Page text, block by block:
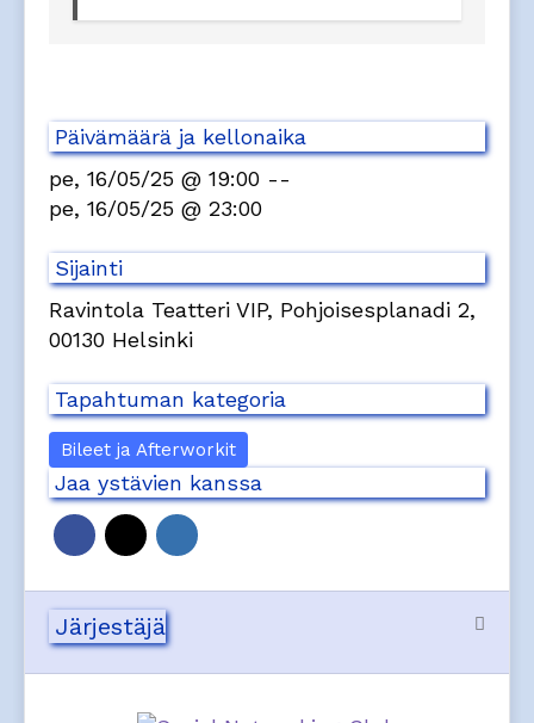
Päivämäärä ja kellonaika
pe, 16/05/25 @ 19:00 --
pe, 16/05/25 @ 23:00
Sijainti
Ravintola Teatteri VIP, Pohjoisesplanadi 2,
00130 Helsinki
Tapahtuman kategoria
Bileet ja Afterworkit
Jaa ystävien kanssa
Järjestäjä